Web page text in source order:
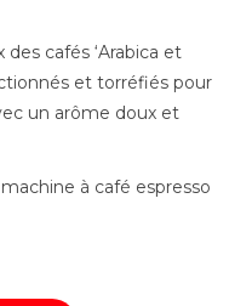
des cafés ‘Arabica et
et torréfiés pour
un arôme doux et
à café espresso